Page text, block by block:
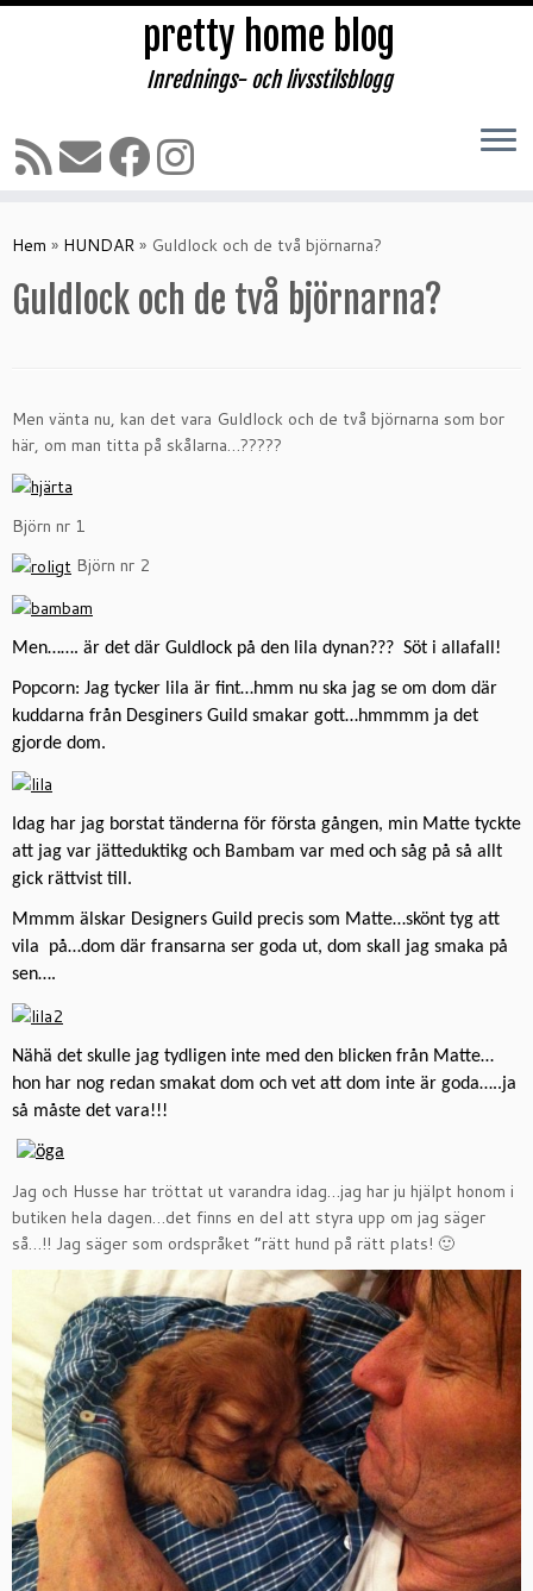
till
pretty home blog
Inrednings- och livsstilsblogg
Hem » HUNDAR » Guldlock och de två björnarna?
Guldlock och de två björnarna?
Men vänta nu, kan det vara Guldlock och de två björnarna som bor
här, om man titta på skålarna…?????
Björn nr 1
Björn nr 2
Men……. är det där Guldlock på den lila dynan??? Söt i allafall!
Popcorn: Jag tycker lila är fint…hmm nu ska jag se om dom där
kuddarna från Desginers Guild smakar gott…hmmmm ja det
gjorde dom.
Idag har jag borstat tänderna för första gången, min Matte tyckte
att jag var jätteduktikg och Bambam var med och såg på så allt
gick rättvist till.
Mmmm älskar Designers Guild precis som Matte…skönt tyg att
vila på…dom där fransarna ser goda ut, dom skall jag smaka på
sen….
Nähä det skulle jag tydligen inte med den blicken från Matte…
hon har nog redan smakat dom och vet att dom inte är goda…..ja
så måste det vara!!!
Jag och Husse har tröttat ut varandra idag…jag har ju hjälpt honom i
butiken hela dagen…det finns en del att styra upp om jag säger
så…!! Jag säger som ordspråket ”rätt hund på rätt plats! 🙂